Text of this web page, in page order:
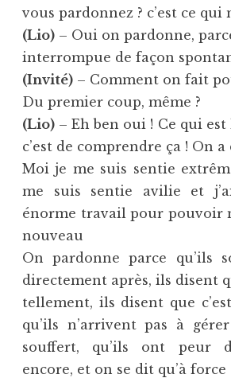
vous pardonnez ? c’est ce qui
(Lio) – Oui on pardonne,
interrompue de façon
(Invité) – Comment on fait
Du premier coup, même ?
(Lio) – Eh ben oui ! Ce qui
c’est de comprendre ça ! On a
Moi je me suis sentie
me suis sentie avilie et
énorme travail pour pouvoir
nouveau
On pardonne parce qu’ils
directement après, ils disent
tellement, ils disent que
qu’ils n’arrivent pas à
souffert, qu’ils ont peur
encore, et on se dit qu’à force